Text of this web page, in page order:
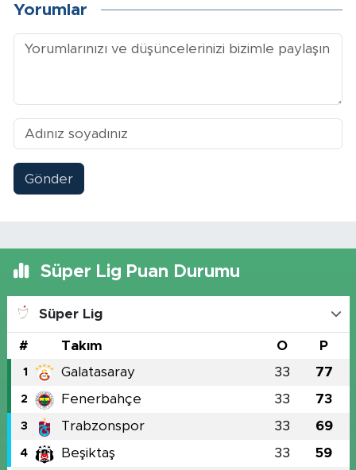
Yorumlar
Gönder
Süper Lig Puan Durumu
Süper Lig
# Takım O P
1 Galatasaray 33 77
2 Fenerbahçe 33 73
3 Trabzonspor 33 69
4 Beşiktaş 33 59